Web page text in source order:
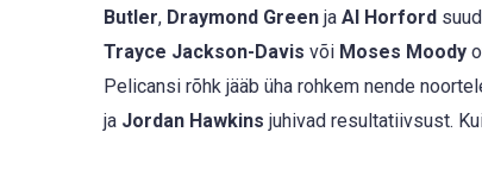
Butler, Draymond Green ja Al Horford
Trayce Jackson-Davis või Moses Moody
Pelicansi rõhk jääb üha rohkem nende
ja Jordan Hawkins juhivad resultatiivsust.